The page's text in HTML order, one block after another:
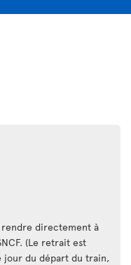
rendre directement à
(Le retrait est
jour du départ du train,